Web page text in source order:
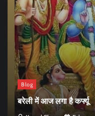
Blog
बरेली में आज लगा है कर्फ्यू